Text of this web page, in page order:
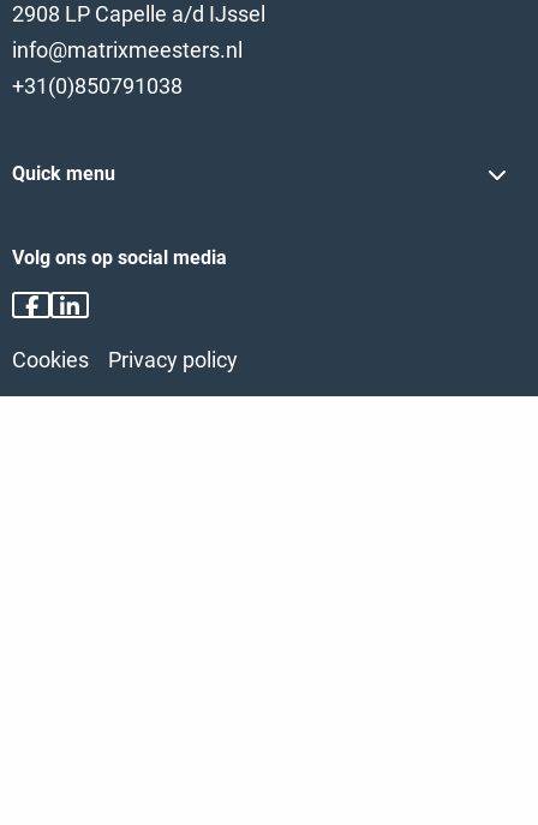
2908 LP Capelle a/d IJssel
info@matrixmeesters.nl
+31(0)850791038
Quick menu
Volg ons op social media
Ga
naar
Ga
naar
Cookies Privacy policy